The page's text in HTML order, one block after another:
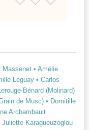
Massenet • Amélie
Leguay • Carlos
Bénard (Molinard)
de Musc) • Domitille
Archambault
Juliette Karagueuzoglou